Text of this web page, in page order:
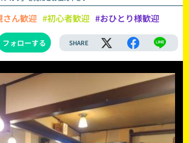
さん歓迎 #初心者歓迎 #おひとり様歓迎
フォローする SHARE